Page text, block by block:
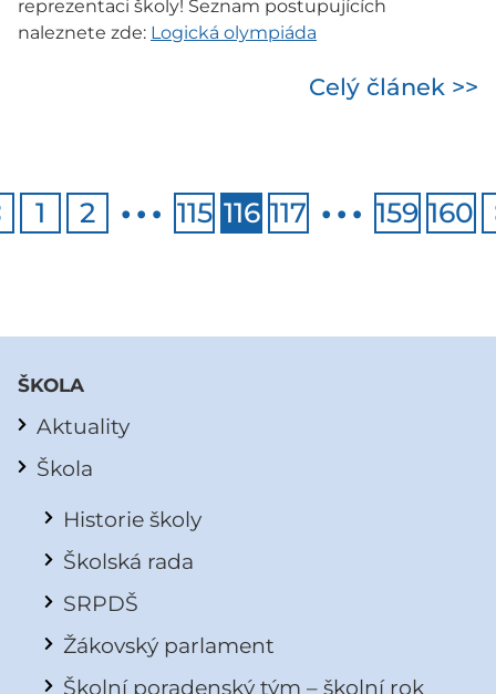
reprezentaci školy! Seznam postupujících
naleznete zde: Logická olympiáda
Celý článek >>
1 2 … 115 116 117 … 159 160
ŠKOLA
Aktuality
Škola
Historie školy
Školská rada
SRPDŠ
Žákovský parlament
Školní poradenský tým – školní rok